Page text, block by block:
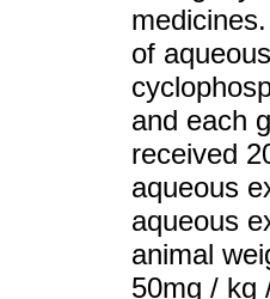
of
and each
received
aqueous
aqueous
animal
50mg / kg